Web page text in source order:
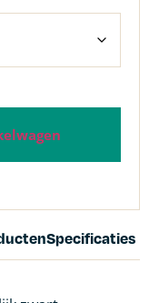
Specificaties